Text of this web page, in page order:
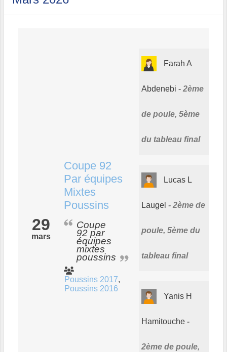
29
mars
Coupe 92
Par équipes
Mixtes
Poussins
Coupe
92 par
équipes
mixtes
poussins
Poussins 2017
Poussins 2016
Farah A
Abdenebi 2ème
de poule, 5ème
du tableau final
Lucas L
Laugel 2ème de
poule, 5ème du
tableau final
Yanis H
Hamitouche
2ème de poule,